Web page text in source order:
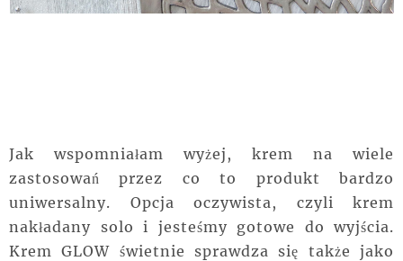
Jak wspomniałam wyżej, krem na wiele
zastosowań przez co to produkt bardzo
uniwersalny. Opcja oczywista, czyli krem
nakładany solo i jesteśmy gotowe do wyjścia.
Krem GLOW świetnie sprawdza się także jako